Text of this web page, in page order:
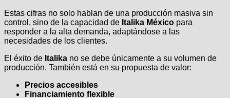
Estas cifras no solo hablan de una producción masiva sin
control, sino de la capacidad de Italika México para
responder a la alta demanda, adaptándose a las
necesidades de los clientes.
El éxito de Italika no se debe únicamente a su volumen de
producción. También está en su propuesta de valor:
Precios accesibles
Financiamiento flexible